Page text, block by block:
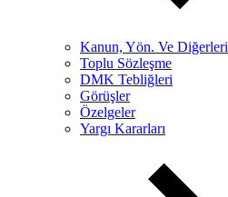
Kanun, Yön. Ve Diğerleri
Toplu Sözleşme
DMK Tebliğleri
Görüşler
Özelgeler
Yargı Kararları